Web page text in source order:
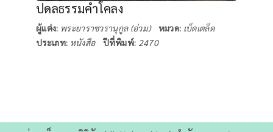
ปดลธรรมคำโคลง
ผู้แต่ง: พระยาราชวรานุกูล (อ่วม) หมวด: เบ็ดเตล็ด
ประเภท: หนังสือ ปีที่พิมพ์: 2470